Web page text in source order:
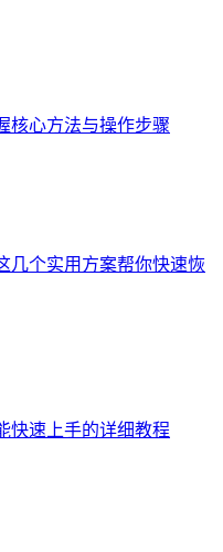
核心方法与操作步骤
几个实用方案帮你快速恢
快速上手的详细教程